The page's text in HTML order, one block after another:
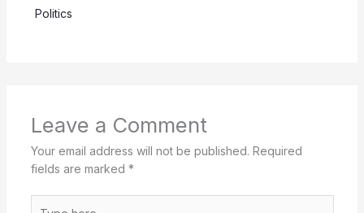
Politics
Leave a Comment
Your email address will not be published. Required
fields are marked *